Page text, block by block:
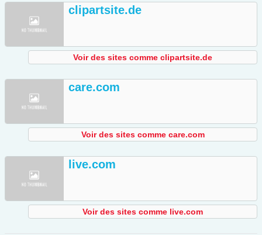
clipartsite.de
Voir des sites comme clipartsite.de
care.com
Voir des sites comme care.com
live.com
Voir des sites comme live.com